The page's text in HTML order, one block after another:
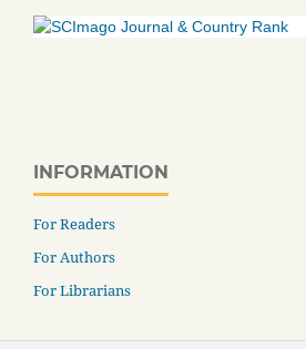
INFORMATION
For Readers
For Authors
For Librarians